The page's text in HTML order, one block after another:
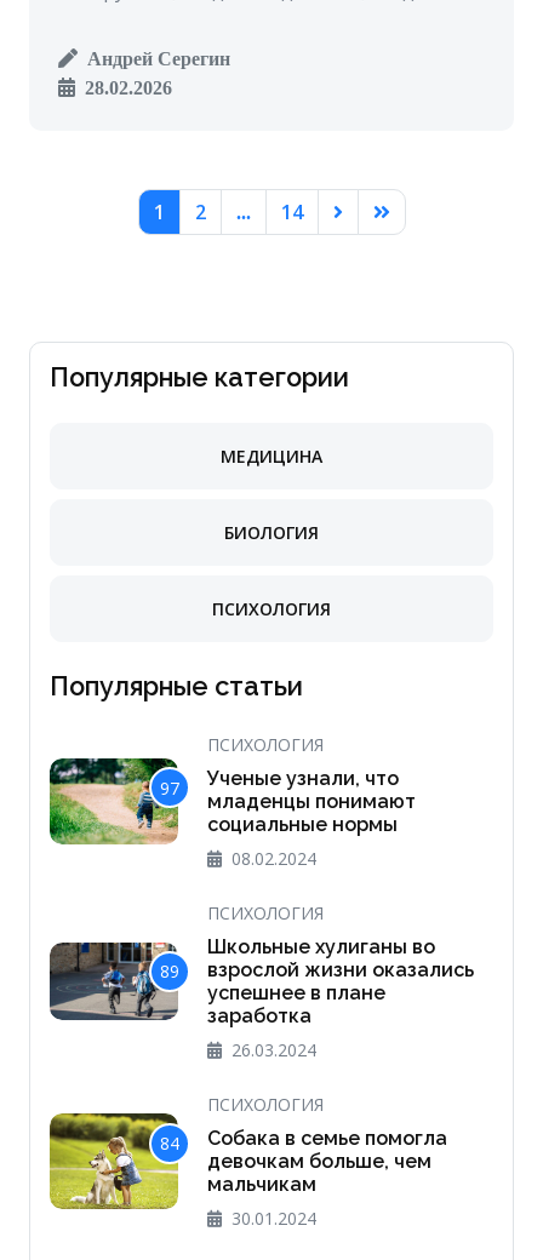
Андрей Серегин
28.02.2026
1 2 ... 14
Популярные категории
МЕДИЦИНА
БИОЛОГИЯ
ПСИХОЛОГИЯ
Популярные статьи
97
ПСИХОЛОГИЯ
Ученые узнали, что
младенцы понимают
социальные нормы
08.02.2024
89
ПСИХОЛОГИЯ
Школьные хулиганы во
взрослой жизни оказались
успешнее в плане
заработка
26.03.2024
84
ПСИХОЛОГИЯ
Собака в семье помогла
девочкам больше, чем
мальчикам
30.01.2024